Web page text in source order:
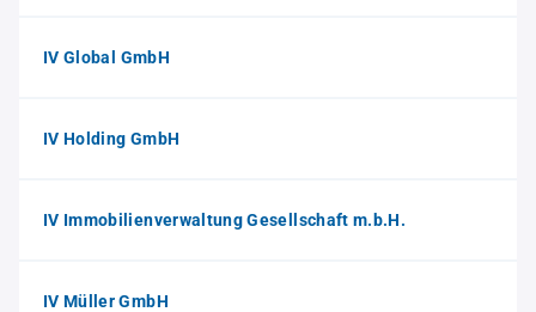
IV Global GmbH
IV Holding GmbH
IV Immobilienverwaltung Gesellschaft m.b.H.
IV Müller GmbH